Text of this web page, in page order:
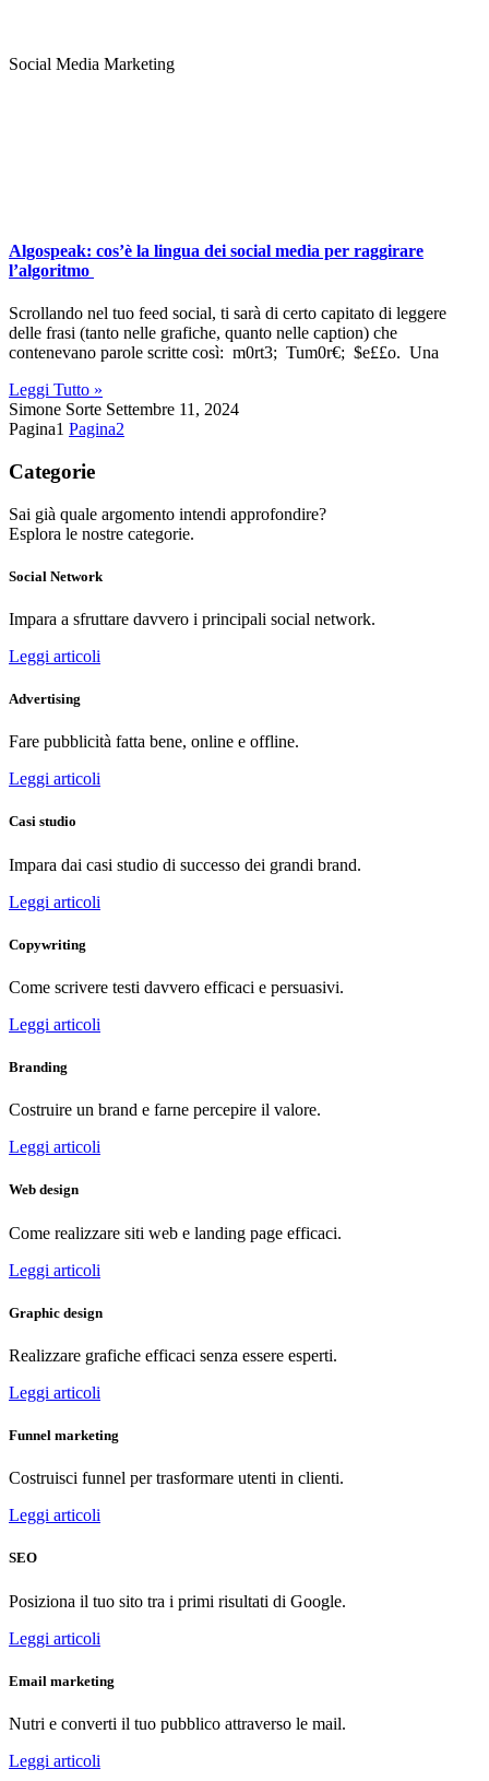
Social Media Marketing
Algospeak: cos’è la lingua dei social media per raggirare
l’algoritmo
Scrollando nel tuo feed social, ti sarà di certo capitato di leggere
delle frasi (tanto nelle grafiche, quanto nelle caption) che
contenevano parole scritte così: m0rt3; Tum0r€; $e££o. Una
Leggi Tutto »
Simone Sorte Settembre 11, 2024
Pagina1 Pagina2
Categorie
Sai già quale argomento intendi approfondire?
Esplora le nostre categorie.
Social Network
Impara a sfruttare davvero i principali social network.
Leggi articoli
Advertising
Fare pubblicità fatta bene, online e offline.
Leggi articoli
Casi studio
Impara dai casi studio di successo dei grandi brand.
Leggi articoli
Copywriting
Come scrivere testi davvero efficaci e persuasivi.
Leggi articoli
Branding
Costruire un brand e farne percepire il valore.
Leggi articoli
Web design
Come realizzare siti web e landing page efficaci.
Leggi articoli
Graphic design
Realizzare grafiche efficaci senza essere esperti.
Leggi articoli
Funnel marketing
Costruisci funnel per trasformare utenti in clienti.
Leggi articoli
SEO
Posiziona il tuo sito tra i primi risultati di Google.
Leggi articoli
Email marketing
Nutri e converti il tuo pubblico attraverso le mail.
Leggi articoli